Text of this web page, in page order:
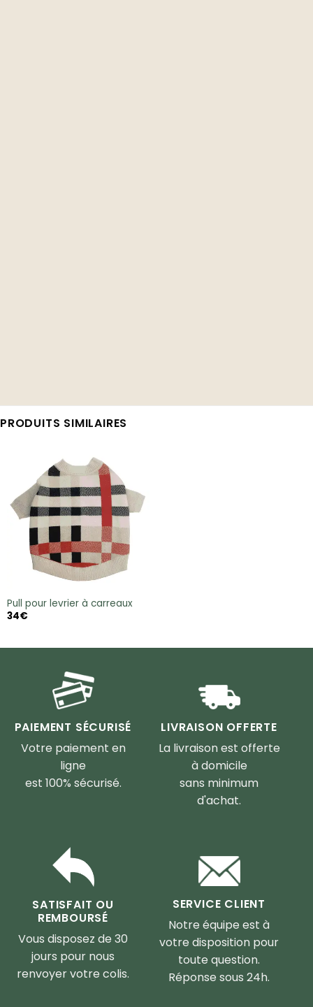
PRODUITS SIMILAIRES
Pull pour levrier à carreaux
34€
PAIEMENT SÉCURISÉ
Votre paiement en
ligne
est 100% sécurisé.
LIVRAISON OFFERTE
La livraison est offerte
à domicile
sans minimum
d'achat.
SATISFAIT OU
REMBOURSÉ
Vous disposez de 30
jours pour nous
renvoyer votre colis.
SERVICE CLIENT
Notre équipe est à
votre disposition pour
toute question.
Réponse sous 24h.